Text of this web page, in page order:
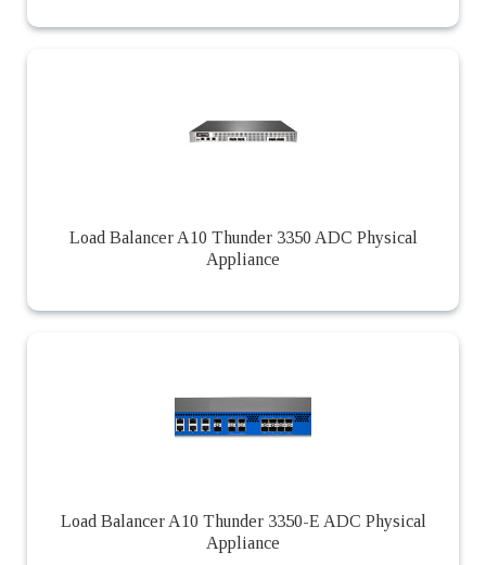
Load Balancer A10 Thunder 3350 ADC Physical
Appliance
Load Balancer A10 Thunder 3350-E ADC Physical
Appliance